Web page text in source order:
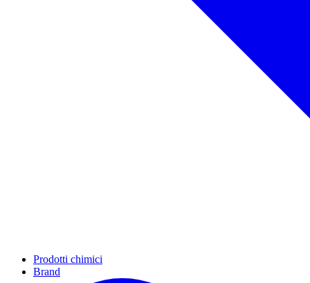
Prodotti chimici
Brand